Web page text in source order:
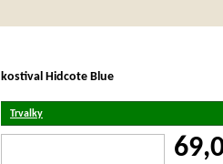
kostival Hidcote Blue
Trvalky